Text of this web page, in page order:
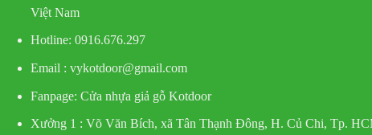
Việt Nam
Hotline: 0916.676.297
Email : vykotdoor@gmail.com
Fanpage: Cửa nhựa giả gỗ Kotdoor
Xưởng 1 : Võ Văn Bích, xã Tân Thạnh Đông, H. Củ Chi, Tp.